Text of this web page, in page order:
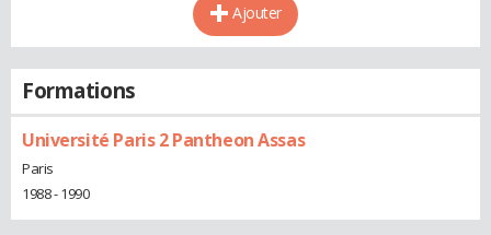
Ajouter
Formations
Université Paris 2 Pantheon Assas
Paris
1988 - 1990